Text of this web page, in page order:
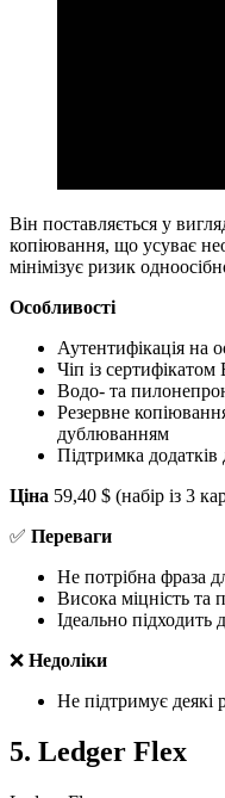
Він поставляється у
копіювання, що усуває
мінімізує ризик
Особливості
Аутентифікація на
Чіп із
Водо- та
Резервне
дублюванням
Підтримка
Ціна 59,40 $ (набір із 3
✅ Переваги
Не потрібна фраза
Висока міцність та
Ідеально підходить
❌ Недоліки
Не підтримує деякі
5. Ledger Flex